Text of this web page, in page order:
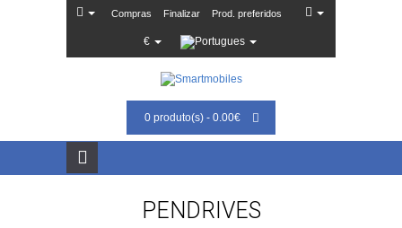
Compras Finalizar Prod. preferidos
€
0 produto(s) - 0.00€
PENDRIVES